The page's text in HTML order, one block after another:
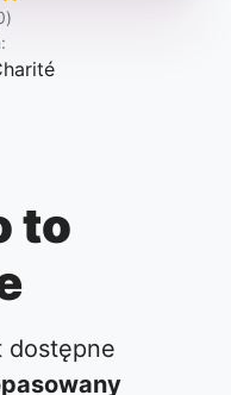
to
dostępne